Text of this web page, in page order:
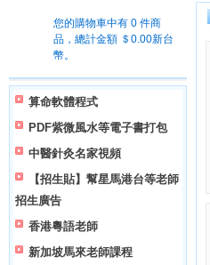
您的購物車中有 0 件商
品，總計金額 ＄0.00新台
幣。
算命軟體程式
PDF紫微風水等電子書打包
中醫針灸名家視頻
【招生貼】幫星馬港台等老師
招生廣告
香港粵語老師
新加坡馬來老師課程